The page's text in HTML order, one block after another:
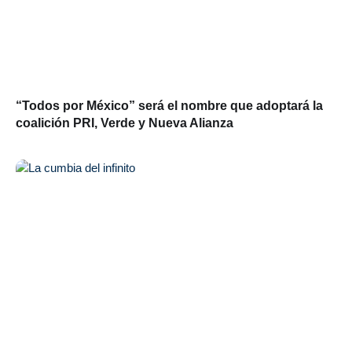
“Todos por México” será el nombre que adoptará la
coalición PRI, Verde y Nueva Alianza